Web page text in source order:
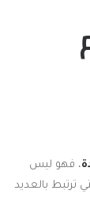
، فهو ليس
ترتبط بالعديد